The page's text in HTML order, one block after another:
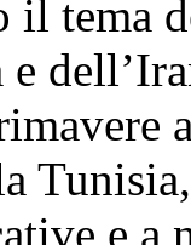
il tema
e
e a